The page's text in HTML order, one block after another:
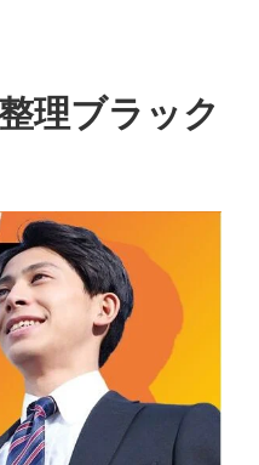
理ブラック